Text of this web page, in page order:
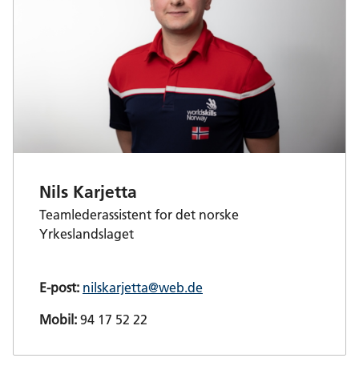
Nils Karjetta
Teamlederassistent for det norske
Yrkeslandslaget
E-post: nilskarjetta@web.de
Mobil:94 17 52 22